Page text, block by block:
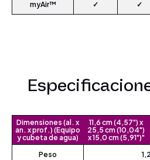
myAir™ ✓ ✓
Dimensiones (al. x
an. x prof.) (Equipo
y cubeta de agua)
11,6 cm (4,57") x
25,5 cm (10,04")
x 15,0 cm (5,91")"
Peso